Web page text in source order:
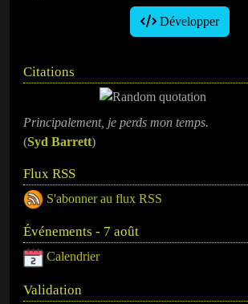
Développer
Citations
Principalement, je perds mon temps.
(Syd Barrett)
Flux RSS
S'abonner au flux RSS
Événements - 7 août
Calendrier
Validation